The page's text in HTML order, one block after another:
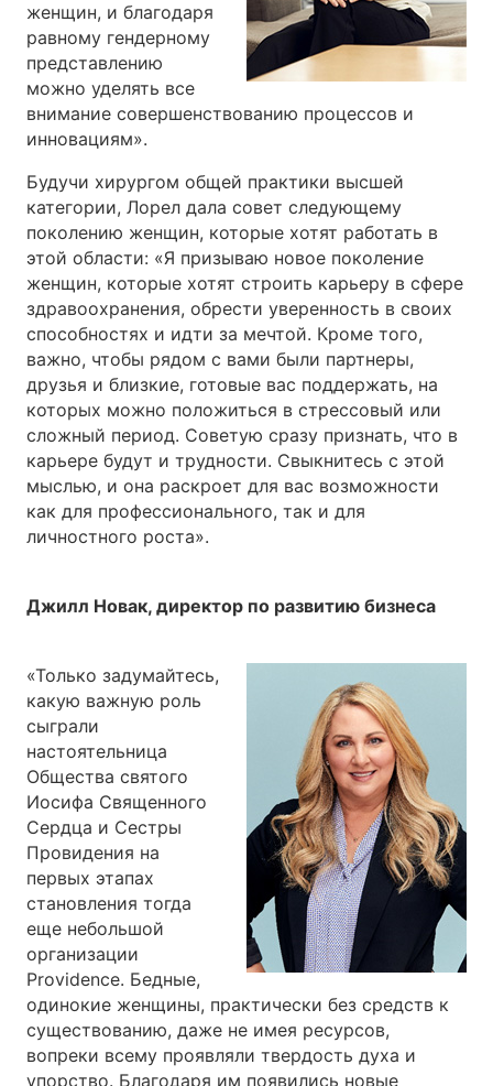
женщин, и благодаря
равному гендерному
представлению
можно уделять все
внимание совершенствованию процессов и
инновациям».
Будучи хирургом общей практики высшей
категории, Лорел дала совет следующему
поколению женщин, которые хотят работать в
этой области: «Я призываю новое поколение
женщин, которые хотят строить карьеру в сфере
здравоохранения, обрести уверенность в своих
способностях и идти за мечтой. Кроме того,
важно, чтобы рядом с вами были партнеры,
друзья и близкие, готовые вас поддержать, на
которых можно положиться в стрессовый или
сложный период. Советую сразу признать, что в
карьере будут и трудности. Свыкнитесь с этой
мыслью, и она раскроет для вас возможности
как для профессионального, так и для
личностного роста».
Джилл Новак, директор по развитию бизнеса
«Только задумайтесь,
какую важную роль
сыграли
настоятельница
Общества святого
Иосифа Священного
Сердца и Сестры
Провидения на
первых этапах
становления тогда
еще небольшой
организации
Providence. Бедные,
одинокие женщины, практически без средств к
существованию, даже не имея ресурсов,
вопреки всему проявляли твердость духа и
упорство. Благодаря им появились новые